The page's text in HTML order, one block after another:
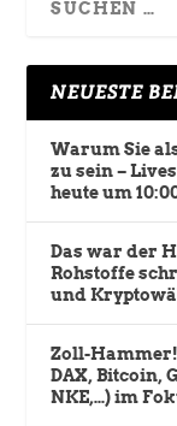
NEUESTE
Warum Sie
zu sein –
heute um
Das war der
Rohstoffe
und
Zoll-
DAX, Bitcoin,
NKE,…) im